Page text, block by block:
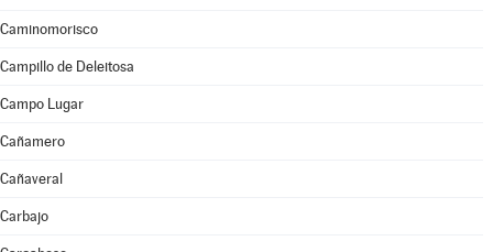
Caminomorisco
Campillo de Deleitosa
Campo Lugar
Cañamero
Cañaveral
Carbajo